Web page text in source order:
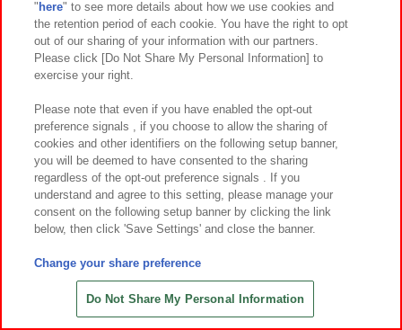
あそび場をさがす
ゲーム機をさがす
スマホ・PCであそぶ
イベント・キャンペーン
関連会社 サステナビリティ サイトポリシー
" here" to see more details about how we use cookies and
the retention period of each cookie. You have the right to opt
out of our sharing of your information with our partners.
Please click [Do Not Share My Personal Information] to
exercise your right.
Please note that even if you have enabled the opt-out
preference signals , if you choose to allow the sharing of
cookies and other identifiers on the following setup banner,
you will be deemed to have consented to the sharing
regardless of the opt-out preference signals . If you
understand and agree to this setting, please manage your
consent on the following setup banner by clicking the link
below, then click 'Save Settings' and close the banner.
Change your share preference
Do Not Share My Personal Information